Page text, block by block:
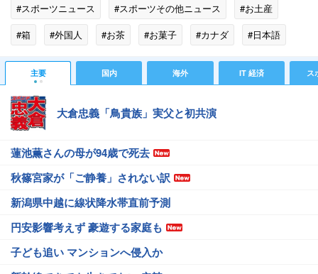
#スポーツニュース #スポーツその他ニュース
#お土産
#箱
#外国人 #お茶 #お菓子 #カナダ
#日本語
#バレーボール
#焼肉 #トルコ
主要 国内 海外 IT 経済 ス
大倉忠義「鳥貴族」実父と初共演
蓮池薫さんの母が94歳で死去
秋篠宮家が「ご静養」されない訳
新潟県中越に線状降水帯直前予測
円安影響考えず 豪遊する家庭も
子ども追い マンションへ侵入か